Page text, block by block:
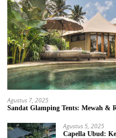
Agustus 7, 2025
Sandat Glamping Tents: Mewah &
Agustus 5, 2025
Capella Ubud: